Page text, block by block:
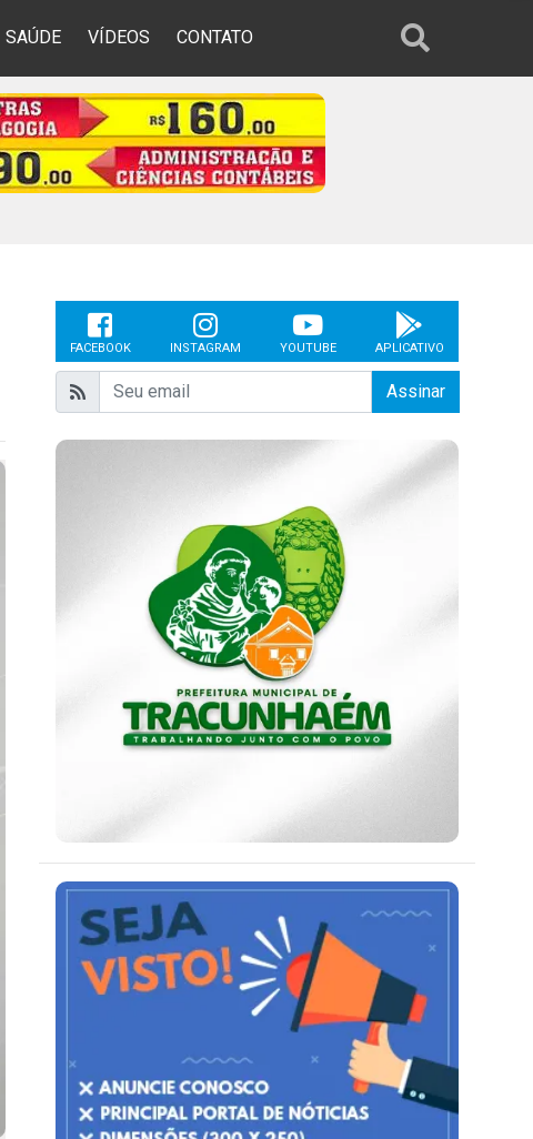
SAÚDE VÍDEOS CONTATO
FACEBOOK INSTAGRAM YOUTUBE APLICATIVO
Assinar